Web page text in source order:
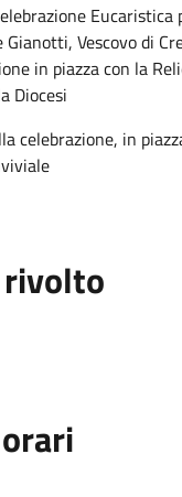
Eucaristica
Gianotti, Vescovo di
in piazza con la
Diocesi
celebrazione, in
rivolto